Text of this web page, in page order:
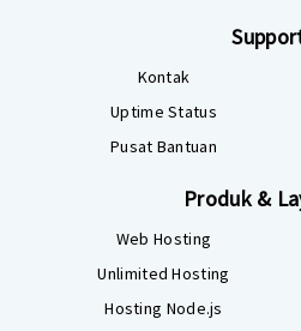
Kontak
Uptime Status
Pusat Bantuan
Produk &
Web Hosting
Unlimited Hosting
Hosting Node.js